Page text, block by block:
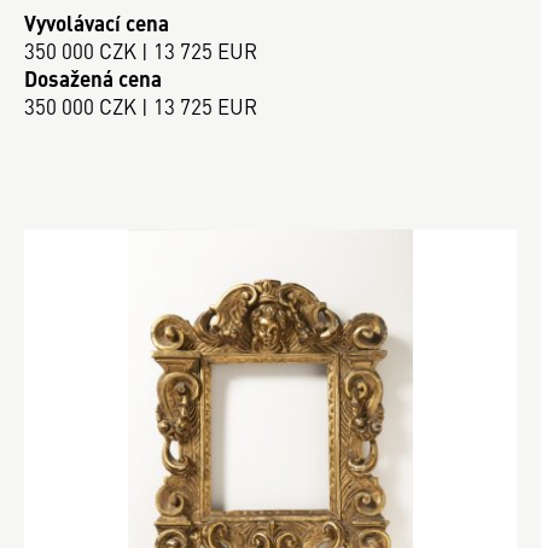
Vyvolávací cena
350 000 CZK | 13 725 EUR
Dosažená cena
350 000 CZK | 13 725 EUR